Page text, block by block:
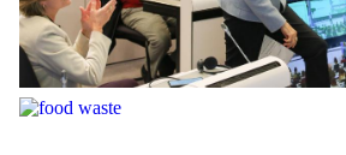
food waste panel Suica